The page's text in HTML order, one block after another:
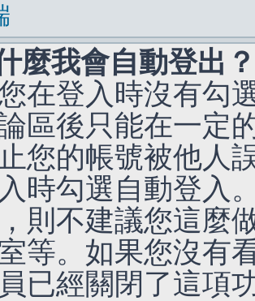
麼我會自動登出？
在登入時沒有勾
區後只能在一定
您的帳號被他人
時勾選自動登入
則不建議您這麼
等。如果您沒有
已經關閉了這項